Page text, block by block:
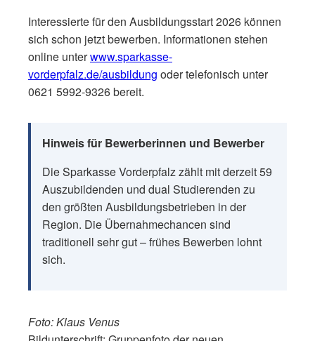
Interessierte für den Ausbildungsstart 2026 können
sich schon jetzt bewerben. Informationen stehen
online unterwww.sparkasse-
vorderpfalz.de/ausbildung oder telefonisch unter
0621 5992-9326 bereit.
Hinweis für Bewerberinnen und Bewerber
Die Sparkasse Vorderpfalz zählt mit derzeit 59
Auszubildenden und dual Studierenden zu
den größten Ausbildungsbetrieben in der
Region. Die Übernahmechancen sind
traditionell sehr gut – frühes Bewerben lohnt
sich.
Foto: Klaus Venus